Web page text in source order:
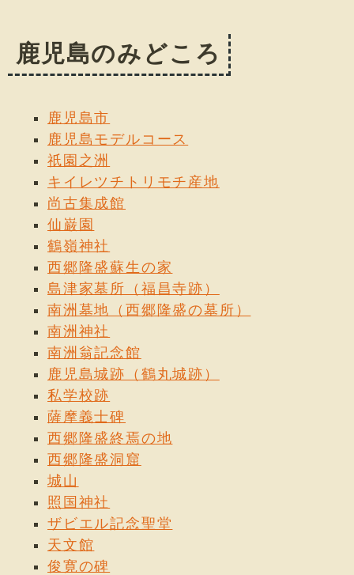
鹿児島のみどころ
鹿児島市
鹿児島モデルコース
祇園之洲
キイレツチトリモチ産地
尚古集成館
仙巌園
鶴嶺神社
西郷隆盛蘇生の家
島津家墓所（福昌寺跡）
南洲墓地（西郷隆盛の墓所）
南洲神社
南洲翁記念館
鹿児島城跡（鶴丸城跡）
私学校跡
薩摩義士碑
西郷隆盛終焉の地
西郷隆盛洞窟
城山
照国神社
ザビエル記念聖堂
天文館
俊寛の碑